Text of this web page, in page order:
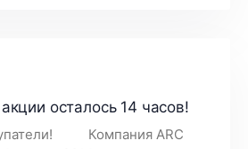
осталось 14 часов!
Компания ARC